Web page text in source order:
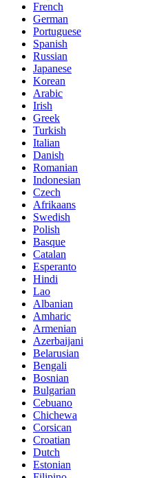
French
German
Portuguese
Spanish
Russian
Japanese
Korean
Arabic
Irish
Greek
Turkish
Italian
Danish
Romanian
Indonesian
Czech
Afrikaans
Swedish
Polish
Basque
Catalan
Esperanto
Hindi
Lao
Albanian
Amharic
Armenian
Azerbaijani
Belarusian
Bengali
Bosnian
Bulgarian
Cebuano
Chichewa
Corsican
Croatian
Dutch
Estonian